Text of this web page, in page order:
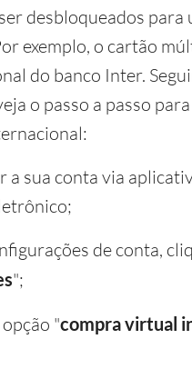
desbloqueados para
exemplo, o cartão
do banco Inter.
o passo a passo
a sua conta via
de conta,
";
"compra virtual